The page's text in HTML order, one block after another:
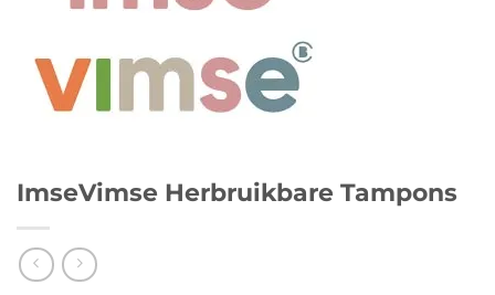
ImseVimse Herbruikbare Tampons